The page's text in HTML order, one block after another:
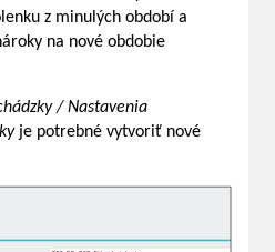
z minulých období a
na nové obdobie
/ Nastavenia
je potrebné vytvoriť nové